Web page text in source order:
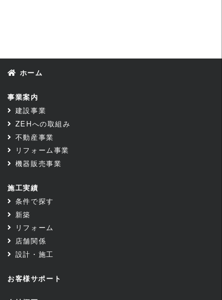
ホーム
事業案内
建設事業
ZEHへの取組み
不動産事業
リフォーム事業
機器販売事業
施工実績
条件で探す
新築
リフォーム
店舗関係
設計・施工
お客様サポート